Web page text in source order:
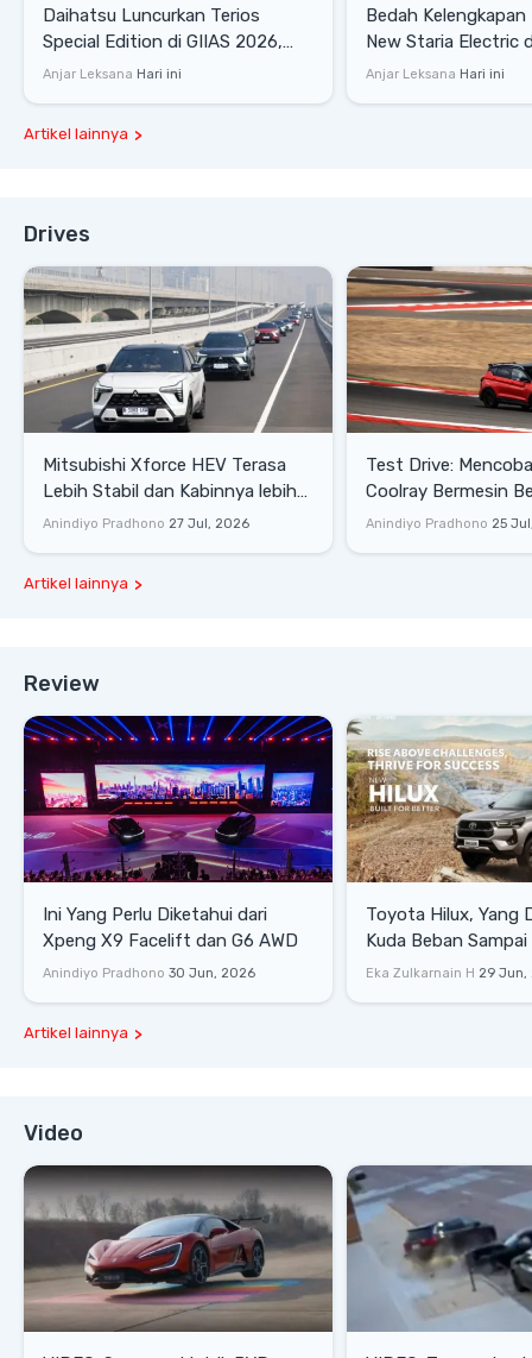
Daihatsu Luncurkan Terios
Special Edition di GIIAS 2026,
Stok Terbatas
Anjar Leksana Hari ini
Bedah Kelengkapan
New Staria Electric
yang Dikenalkan di
Anjar Leksana Hari ini
Artikel lainnya
Drives
Mitsubishi Xforce HEV Terasa
Lebih Stabil dan Kabinnya lebih
Senyap
Anindiyo Pradhono 27 Jul, 2026
Test Drive: Mencoba Geely
Coolray Bermesin
di Sirkuit Mandalika
Anindiyo Pradhono 25
Artikel lainnya
Review
Ini Yang Perlu Diketahui dari
Xpeng X9 Facelift dan G6 AWD
Anindiyo Pradhono 30 Jun, 2026
Toyota Hilux, Yang
Kuda Beban
Lifestyle
Eka Zulkarnain H 29 Jun,
Artikel lainnya
Video